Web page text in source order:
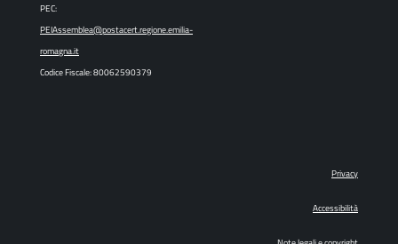
PEC:
PEIAssemblea@postacert.regione.emilia-
romagna.it
Codice Fiscale: 80062590379
Privacy
Accessibilità